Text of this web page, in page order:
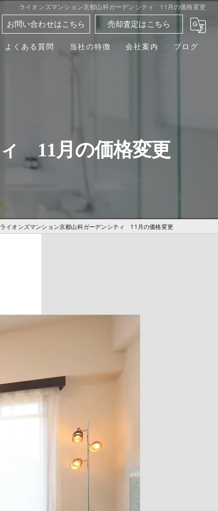
ライオンズマンション京都山科ガーデンシティ 11月の価格変更
お問い合わせはこちら 売却査定はこちら
よくある質問 当社の特徴
転勤
会社案内 ブログ
11月の価格変更
ライオンズマンション京都山科ガーデンシティ 11月の価格変更